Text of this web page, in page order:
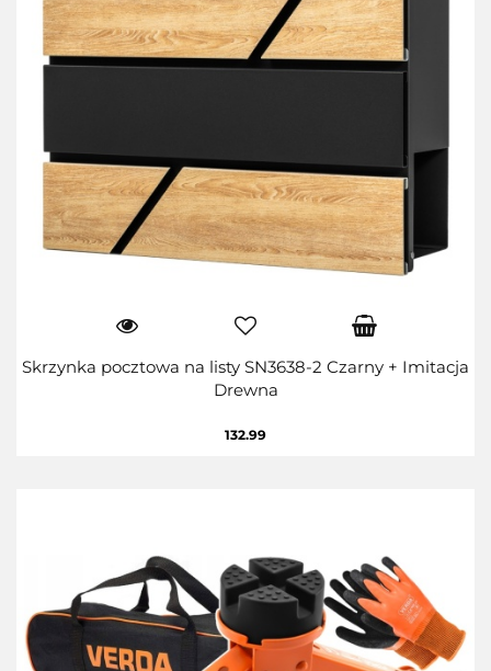
Skrzynka pocztowa na listy SN3638-2 Czarny + Imitacja
Drewna
132.99